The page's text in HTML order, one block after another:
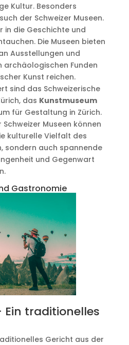
Kultur. Besonders
der Schweizer Museen.
in die Geschichte und
Die Museen bieten
Ausstellungen und
archäologischen Funden
Kunst reichen.
sind das Schweizerische
das Kunstmuseum
für Gestaltung in Zürich.
Schweizer Museen können
kulturelle Vielfalt des
sondern auch spannende
und Gegenwart
Gastronomie
Ein traditionelles
Gericht aus der